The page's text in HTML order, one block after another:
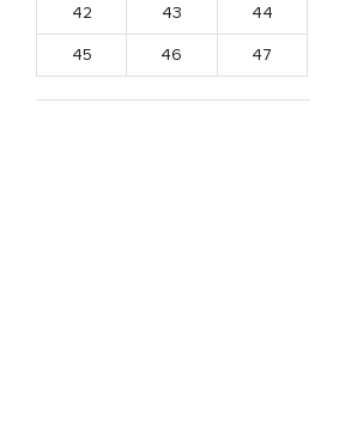
42 43 44
45 46 47